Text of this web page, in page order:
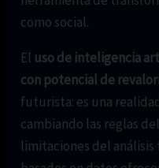
como social.
El uso de inteligencia
con potencial de
futurista: es una
cambiando las reglas
limitaciones del